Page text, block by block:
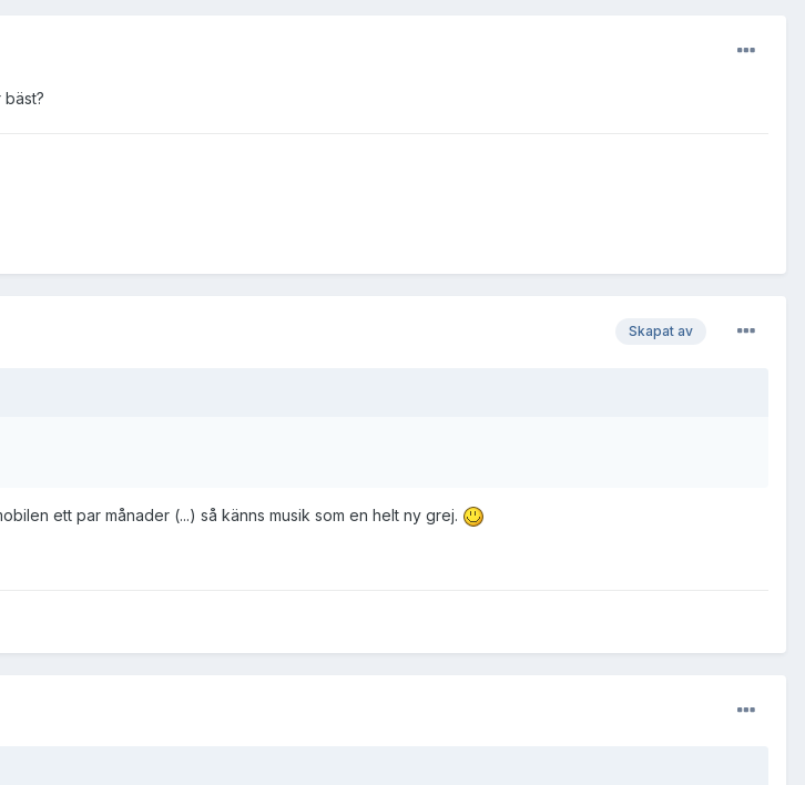
bäst?
Skapat av
ett par månader (...) så känns musik som en helt ny grej.